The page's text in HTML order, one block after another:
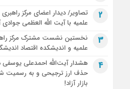
2
تصاویر/ دیدار اعضای مرکز
علمیه با آیت الله العظمی
3
نخستین نشست مشترک مرکز
علمیه و اندیشکده اقتصاد
4
هشدار آیت‌الله احمدعلی یوسفی
حذف ارز ترجیحی و به رسمیت
بازار آزاد!